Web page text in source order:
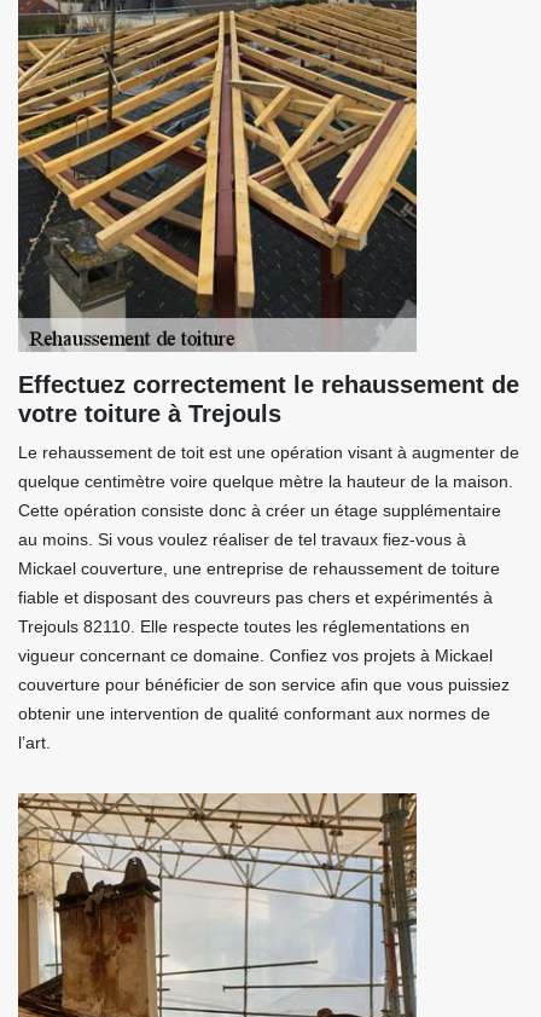
Effectuez correctement le rehaussement de
votre toiture à Trejouls
Le rehaussement de toit est une opération visant à augmenter de
quelque centimètre voire quelque mètre la hauteur de la maison.
Cette opération consiste donc à créer un étage supplémentaire
au moins. Si vous voulez réaliser de tel travaux fiez-vous à
Mickael couverture, une entreprise de rehaussement de toiture
fiable et disposant des couvreurs pas chers et expérimentés à
Trejouls 82110. Elle respecte toutes les réglementations en
vigueur concernant ce domaine. Confiez vos projets à Mickael
couverture pour bénéficier de son service afin que vous puissiez
obtenir une intervention de qualité conformant aux normes de
l’art.